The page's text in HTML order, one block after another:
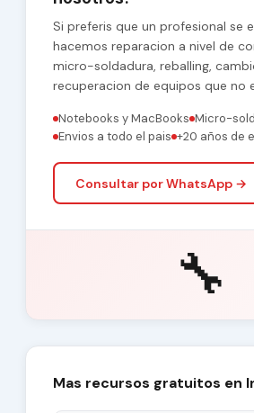
Si preferis que un profesional se
hacemos reparacion a nivel de
micro-soldadura, reballing,
recuperacion de equipos que no
Notebooks y MacBooks Micro-
Envios a todo el pais +20 años de
Consultar por WhatsApp →
🔧
Mas recursos gratuitos en